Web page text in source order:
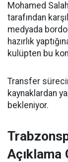
Mohamed
tarafından
medyada
hazırlık
kulüpten bu
Transfer
kaynaklardan
bekleniyor.
Açıklama